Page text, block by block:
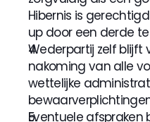
Hibernis is
up door een derde
Wederpartij zelf blijft
nakoming van alle
wettelijke
Eventuele